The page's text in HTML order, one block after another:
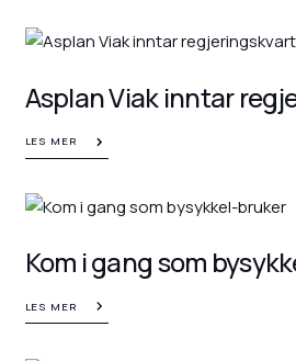
Asplan Viak inntar
LES MER
Kom i gang som
LES MER